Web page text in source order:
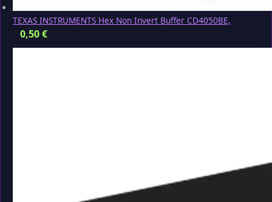
TEXAS INSTRUMENTS Hex Non Invert Buffer CD4050BE,
0,50€